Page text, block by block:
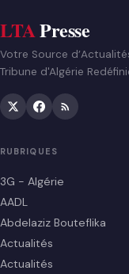
LTAPresse
Votre Source
Tribune d'Algérie
RUBRIQUES
3G - Algérie
AADL
Abdelaziz Bouteflika
Actualités
Actualités